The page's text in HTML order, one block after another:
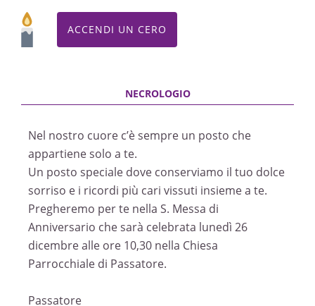
ACCENDI UN CERO
Nel nostro cuore c’è sempre un posto che
appartiene solo a te.
Un posto speciale dove conserviamo il tuo dolce
sorriso e i ricordi più cari vissuti insieme a te.
Pregheremo per te nella S. Messa di
Anniversario che sarà celebrata lunedì 26
dicembre alle ore 10,30 nella Chiesa
Parrocchiale di Passatore.
Passatore